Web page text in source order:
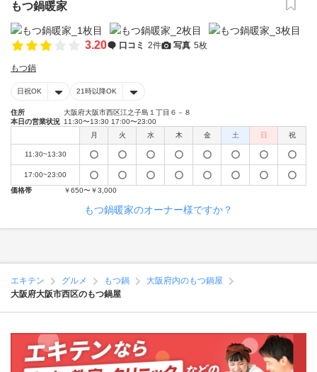
もつ鍋暖家
3.20 口コミ 2件 写真 5枚
もつ鍋
日祝OK 21時以降OK
住所
大阪府大阪市西区江之子島１丁目６－８
本日の営業状況 11:30〜13:30 17:00〜23:00
月
火 水 木 金 土 日 祝
11:30~13:30
17:00~23:00
価格帯
￥650〜￥3,000
もつ鍋暖家のオーナー様ですか？
エキテン グルメ もつ鍋
大阪府内のもつ鍋屋
大阪府大阪市西区のもつ鍋屋